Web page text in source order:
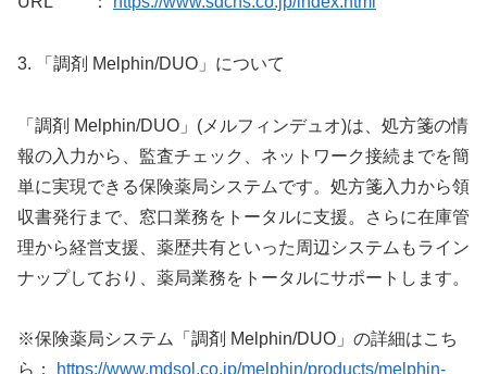
3. 「調剤 Melphin/DUO」について
「調剤 Melphin/DUO」(メルフィンデュオ)は、処方箋の情
報の入力から、監査チェック、ネットワーク接続までを簡
単に実現できる保険薬局システムです。処方箋入力から領
収書発行まで、窓口業務をトータルに支援。さらに在庫管
理から経営支援、薬歴共有といった周辺システムもライン
ナップしており、薬局業務をトータルにサポートします。
※保険薬局システム「調剤 Melphin/DUO」の詳細はこち
ら：
https://www.mdsol.co.jp/melphin/products/melphin-